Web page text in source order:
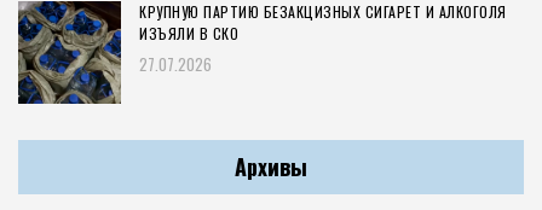
КРУПНУЮ ПАРТИЮ БЕЗАКЦИЗНЫХ СИГАРЕТ И АЛКОГОЛЯ
ИЗЪЯЛИ В СКО
27.07.2026
Архивы